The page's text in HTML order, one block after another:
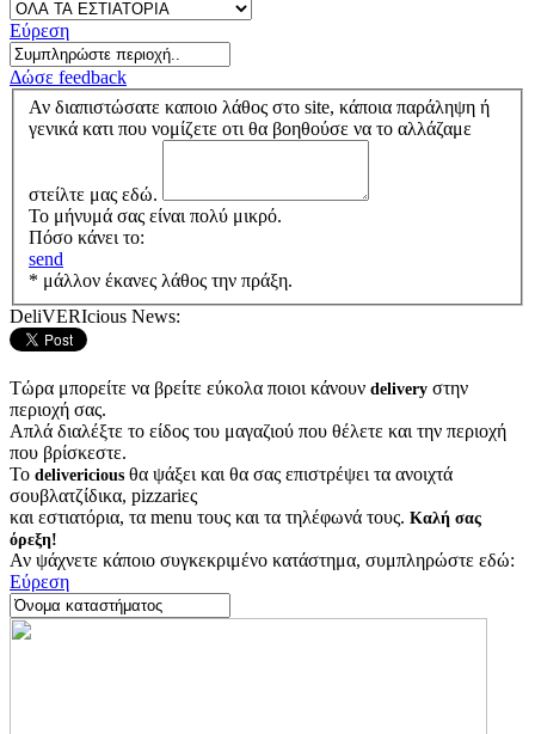
Εύρεση
Δώσε feedback
Αν διαπιστώσατε καποιο λάθος στο site, κάποια παράληψη ή
γενικά κατι που νομίζετε οτι θα βοηθούσε να το αλλάζαμε
στείλτε μας εδώ.
Το μήνυμά σας είναι πολύ μικρό.
Πόσο κάνει το:
send
* μάλλον έκανες λάθος την πράξη.
DeliVERIcious News:
Τώρα μπορείτε να βρείτε εύκολα ποιοι κάνουν delivery στην
περιοχή σας.
Απλά διαλέξτε το είδος του μαγαζιού που θέλετε και την περιοχή
που βρίσκεστε.
Το delivericious θα ψάξει και θα σας επιστρέψει τα ανοιχτά
σουβλατζίδικα, pizzariες
και εστιατόρια, τα menu τους και τα τηλέφωνά τους. Καλή σας
όρεξη!
Αν ψάχνετε κάποιο συγκεκριμένο κατάστημα, συμπληρώστε εδώ:
Εύρεση